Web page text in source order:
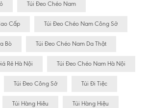
Túi Đeo Chéo Nam
Cấp Túi Đeo Chéo Nam Công Sở
Bò Túi Đeo Chéo Nam Da Thật
Rẻ Hà Nội Túi Đeo Chéo Nam Hà Nội
Túi Đeo Công Sở Túi Đi Tiệc
Túi Hàng Hiêu Túi Hàng Hiệu